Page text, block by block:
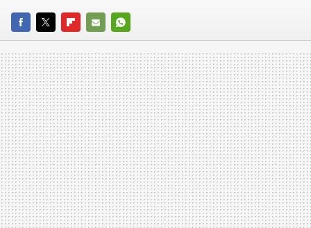
FACEBOOK
TWITTERFLIPBOARD
E-
MAIL
WHATSAPP